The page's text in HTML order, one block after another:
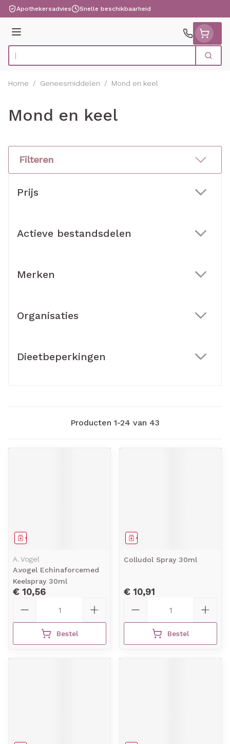
Ga naar de inhoud
Apothekersadvies Snelle beschikbaarheid
Menu
Product, merk, categorie... Zoek
Home / Geneesmiddelen / Mond en keel
Mond en keel
Filteren
Prijs
Actieve bestandsdelen
Merken
Organisaties
Dieetbeperkingen
Producten 1-24 van 43
Geneesmiddel
A. Vogel
A.vogel Echinaforcemed
Keelspray 30ml
€ 10,56
Bestel
Geneesmiddel
Colludol Spray 30ml
€ 10,91
Bestel